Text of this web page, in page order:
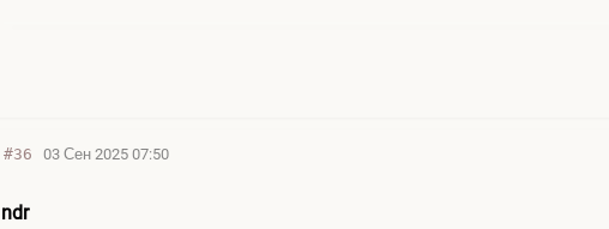
#36 03 Сен 2025 07:50
ndr